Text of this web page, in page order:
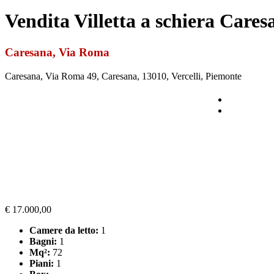
Vendita Villetta a schiera
Caresana, Via Roma
Caresana, Via Roma 49, Caresana, 13010, Vercelli, Piemonte
€ 17.000,00
Camere da letto: 1
Bagni: 1
Mq²: 72
Piani: 1